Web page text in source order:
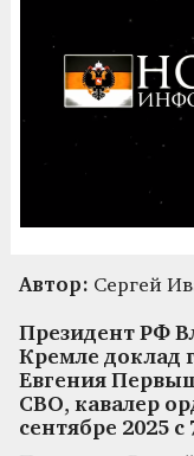
Автор: Сергей
Президент РФ
Кремле доклад
Евгения
СВО, кавалер
сентябре 2025 с